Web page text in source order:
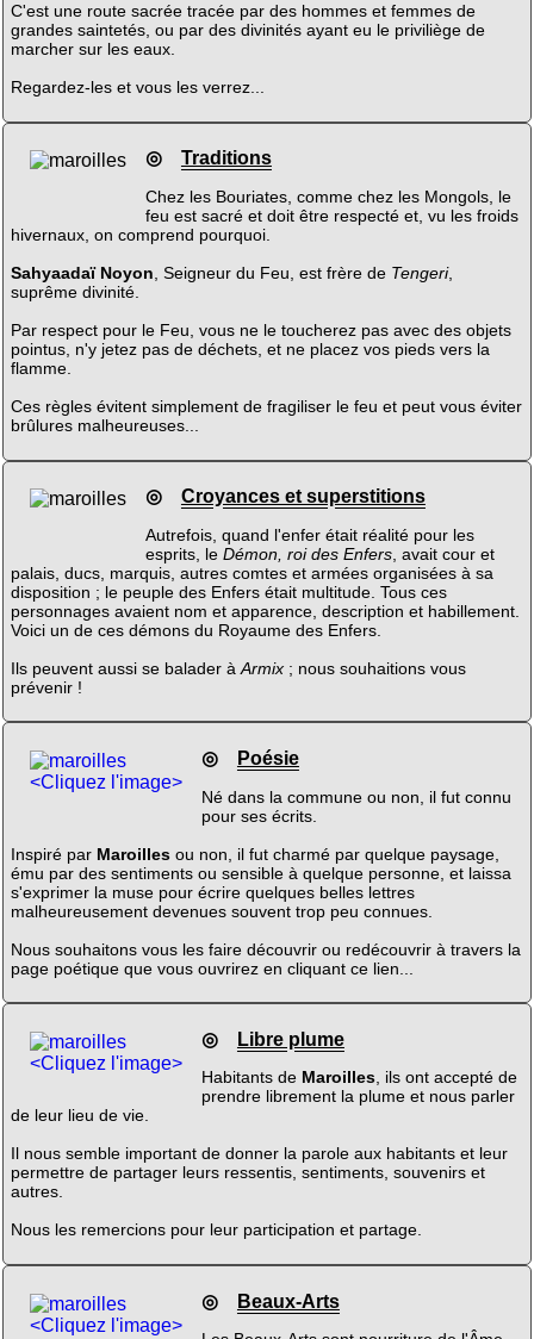
C'est une route sacrée tracée par des hommes et femmes de
grandes saintetés, ou par des divinités ayant eu le priviliège de
marcher sur les eaux.
Regardez-les et vous les verrez...
◎ Traditions
Chez les Bouriates, comme chez les Mongols, le
feu est sacré et doit être respecté et, vu les froids
hivernaux, on comprend pourquoi.
Sahyaadaï Noyon , Seigneur du Feu, est frère de Tengeri,
suprême divinité.
Par respect pour le Feu, vous ne le toucherez pas avec des objets
pointus, n'y jetez pas de déchets, et ne placez vos pieds vers la
flamme.
Ces règles évitent simplement de fragiliser le feu et peut vous éviter
brûlures malheureuses...
◎ Croyances et superstitions
Autrefois, quand l'enfer était réalité pour les
esprits, le Démon, roi des Enfers, avait cour et
palais, ducs, marquis, autres comtes et armées organisées à sa
disposition ; le peuple des Enfers était multitude. Tous ces
personnages avaient nom et apparence, description et habillement.
Voici un de ces démons du Royaume des Enfers.
Ils peuvent aussi se balader à Armix; nous souhaitions vous
prévenir !
<Cliquez l'image>
◎ Poésie
Né dans la commune ou non, il fut connu
pour ses écrits.
Inspiré par Maroillesou non, il fut charmé par quelque paysage,
ému par des sentiments ou sensible à quelque personne, et laissa
s'exprimer la muse pour écrire quelques belles lettres
malheureusement devenues souvent trop peu connues.
Nous souhaitons vous les faire découvrir ou redécouvrir à travers la
page poétique que vous ouvrirez en cliquant ce lien...
<Cliquez l'image>
◎ Libre plume
Habitants de Maroilles, ils ont accepté de
prendre librement la plume et nous parler
de leur lieu de vie.
Il nous semble important de donner la parole aux habitants et leur
permettre de partager leurs ressentis, sentiments, souvenirs et
autres.
Nous les remercions pour leur participation et partage.
<Cliquez l'image>
◎ Beaux-Arts